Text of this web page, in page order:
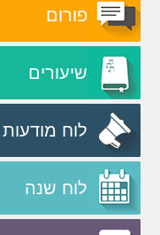
פורום
שיעורים
לוח מודעות
לוח שנה